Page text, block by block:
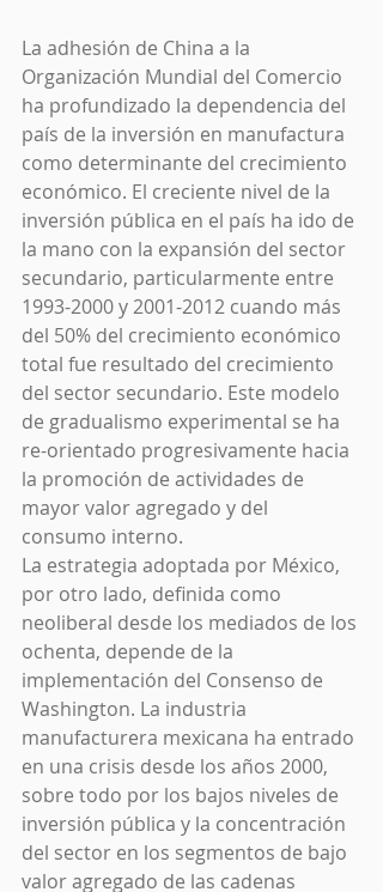
La adhesión de China a la
Organización Mundial del Comercio
ha profundizado la dependencia del
país de la inversión en manufactura
como determinante del crecimiento
económico. El creciente nivel de la
inversión pública en el país ha ido de
la mano con la expansión del sector
secundario, particularmente entre
1993-2000 y 2001-2012 cuando más
del 50% del crecimiento económico
total fue resultado del crecimiento
del sector secundario. Este modelo
de gradualismo experimental se ha
re-orientado progresivamente hacia
la promoción de actividades de
mayor valor agregado y del
consumo interno.
La estrategia adoptada por México,
por otro lado, definida como
neoliberal desde los mediados de los
ochenta, depende de la
implementación del Consenso de
Washington. La industria
manufacturera mexicana ha entrado
en una crisis desde los años 2000,
sobre todo por los bajos niveles de
inversión pública y la concentración
del sector en los segmentos de bajo
valor agregado de las cadenas